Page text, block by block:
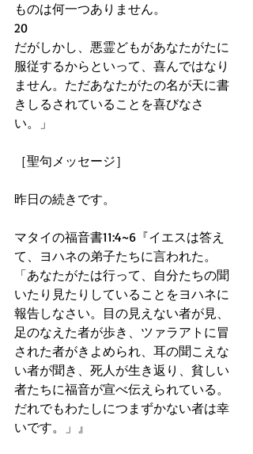
ものは何一つありません。
20
だがしかし、悪霊どもがあなたがたに
服従するからといって、喜んではなり
ません。ただあなたがたの名が天に書
きしるされていることを喜びなさ
い。」
［聖句メッセージ］
昨日の続きです。
マタイの福音書11:4~6『イエスは答え
て、ヨハネの弟子たちに言われた。
「あなたがたは行って、自分たちの聞
いたり見たりしていることをヨハネに
報告しなさい。目の見えない者が見、
足のなえた者が歩き、ツァラアトに冒
された者がきよめられ、耳の聞こえな
い者が聞き、死人が生き返り、貧しい
者たちに福音が宣べ伝えられている。
だれでもわたしにつまずかない者は幸
いです。」』